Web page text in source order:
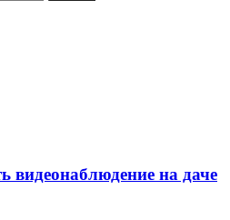
видеонаблюдение на даче